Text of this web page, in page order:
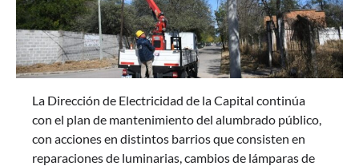
La Dirección de Electricidad de la Capital continúa
con el plan de mantenimiento del alumbrado público,
con acciones en distintos barrios que consisten en
reparaciones de luminarias, cambios de lámparas de